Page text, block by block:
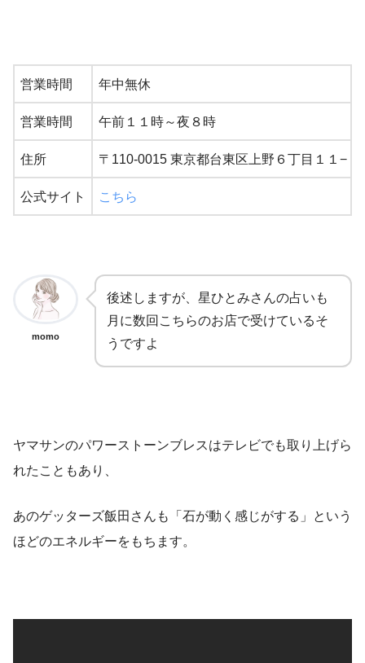
営業時間 年中無休
営業時間 午前１１時～夜８時
住所 〒110-0015 東京都台東区上野６丁目１１−２
公式サイト こちら
momo
後述しますが、星ひとみさんの占いも
月に数回こちらのお店で受けているそ
うですよ
ヤマサンのパワーストーンブレスはテレビでも取り上げら
れたこともあり、
あのゲッターズ飯田さんも「石が動く感じがする」という
ほどのエネルギーをもちます。